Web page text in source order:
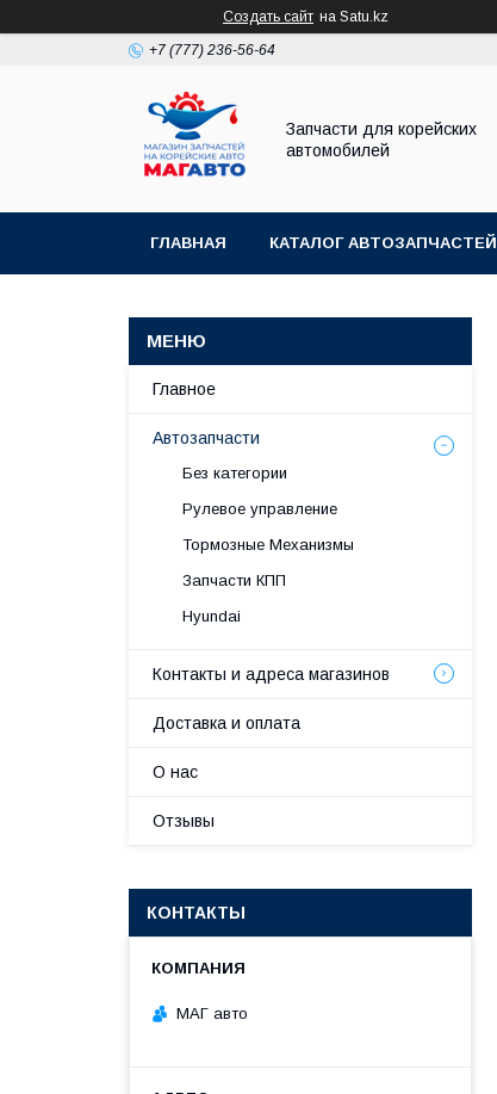
Создать сайт на Satu.kz
+7 (777) 236-56-64
Запчасти для корейских
автомобилей
ГЛАВНАЯ КАТАЛОГ АВТОЗАПЧАСТЕЙ
Главное
Автозапчасти
Без категории
Рулевое управление
Тормозные Механизмы
Запчасти КПП
Hyundai
Контакты и адреса магазинов
Доставка и оплата
О нас
Отзывы
КОНТАКТЫ
МАГ авто